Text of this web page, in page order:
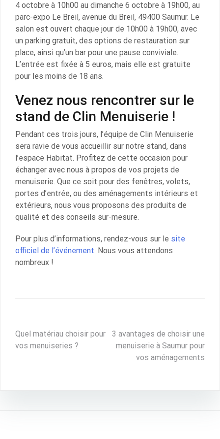
4 octobre à 10h00 au dimanche 6 octobre à 19h00, au
parc-expo Le Breil, avenue du Breil, 49400 Saumur. Le
salon est ouvert chaque jour de 10h00 à 19h00, avec
un parking gratuit, des options de restauration sur
place, ainsi qu’un bar pour une pause conviviale.
L’entrée est fixée à 5 euros, mais elle est gratuite
pour les moins de 18 ans.
Venez nous rencontrer sur le
stand de Clin Menuiserie !
Pendant ces trois jours, l’équipe de Clin Menuiserie
sera ravie de vous accueillir sur notre stand, dans
l’espace Habitat. Profitez de cette occasion pour
échanger avec nous à propos de vos projets de
menuiserie. Que ce soit pour des fenêtres, volets,
portes d’entrée, ou des aménagements intérieurs et
extérieurs, nous vous proposons des produits de
qualité et des conseils sur-mesure.
Pour plus d’informations, rendez-vous sur le site
officiel de l’événement. Nous vous attendons
nombreux !
Navigation
Quel matériau choisir pour
vos menuiseries ?
3 avantages de choisir une
menuiserie à Saumur pour
vos aménagements